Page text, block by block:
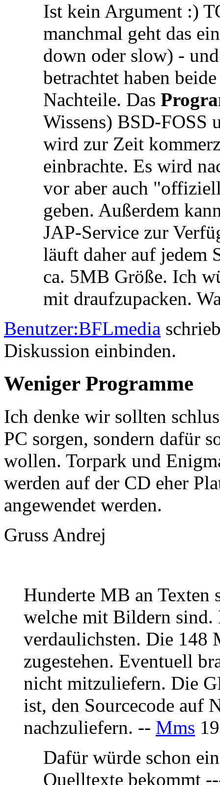
Ist kein Argument :)
manchmal geht das
down oder slow) -
betrachtet haben
Nachteile. Das
Wissens) BSD-FOSS
wird zur Zeit
einbrachte. Es wird
vor aber auch
geben. Außerdem
JAP-Service zur
läuft daher auf jedem
ca. 5MB Größe. Ich
mit draufzupacken.
Benutzer:BFLmedia
Diskussion einbinden.
Weniger Programme
Ich denke wir sollten
PC sorgen, sondern dafür
wollen. Torpark und
werden auf der CD eher
angewendet werden.
Gruss Andrej
Hunderte MB an Texten
welche mit Bildern sind.
verdaulichsten. Die 148
zugestehen. Eventuell
nicht mitzuliefern. Die
ist, den Sourcecode auf
nachzuliefern. -- Mms
Dafür würde schon
Quelltexte bekommt